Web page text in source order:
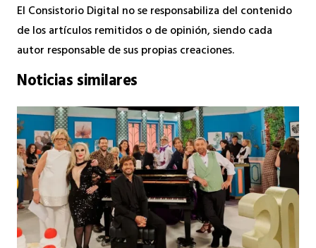
El Consistorio Digital no se responsabiliza del contenido
de los artículos remitidos o de opinión, siendo cada
autor responsable de sus propias creaciones.
Noticias similares